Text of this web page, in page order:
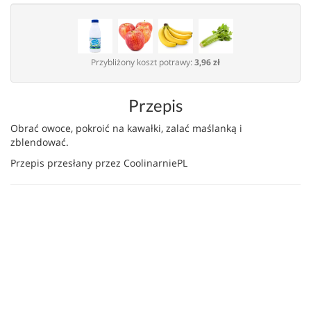
Przybliżony koszt potrawy:3,96 zł
Przepis
Obrać owoce, pokroić na kawałki, zalać maślanką i
zblendować.
Przepis przesłany przez CoolinarniePL